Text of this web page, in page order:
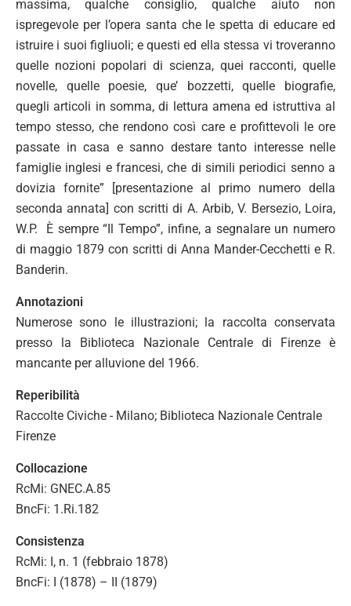
massima, qualche consiglio, qualche aiuto non
ispregevole per l’opera santa che le spetta di educare ed
istruire i suoi figliuoli; e questi ed ella stessa vi troveranno
quelle nozioni popolari di scienza, quei racconti, quelle
novelle, quelle poesie, que’ bozzetti, quelle biografie,
quegli articoli in somma, di lettura amena ed istruttiva al
tempo stesso, che rendono così care e profittevoli le ore
passate in casa e sanno destare tanto interesse nelle
famiglie inglesi e francesi, che di simili periodici senno a
dovizia fornite” [presentazione al primo numero della
seconda annata] con scritti di A. Arbib, V. Bersezio, Loira,
W.P. È sempre “Il Tempo”, infine, a segnalare un numero
di maggio 1879 con scritti di Anna Mander-Cecchetti e R.
Banderin.
Annotazioni
Numerose sono le illustrazioni; la raccolta conservata
presso la Biblioteca Nazionale Centrale di Firenze è
mancante per alluvione del 1966.
Reperibilità
Raccolte Civiche - Milano; Biblioteca Nazionale Centrale
Firenze
Collocazione
RcMi: GNEC.A.85
BncFi: 1.Ri.182
Consistenza
RcMi: I, n. 1 (febbraio 1878)
BncFi: I (1878) – II (1879)